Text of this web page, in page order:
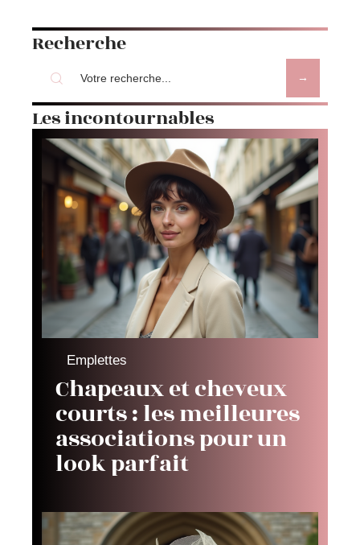
Recherche
Les incontournables
Emplettes
Chapeaux et cheveux
courts : les meilleures
associations pour un
look parfait